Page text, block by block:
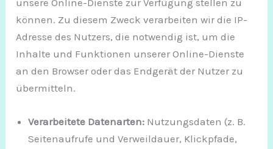
können. Zu diesem Zweck verarbeiten wir die IP-
Adresse des Nutzers, die notwendig ist, um die
Inhalte und Funktionen unserer Online-Dienste
an den Browser oder das Endgerät der Nutzer zu
übermitteln.
Verarbeitete Datenarten: Nutzungsdaten (z. B.
Seitenaufrufe und Verweildauer, Klickpfade,